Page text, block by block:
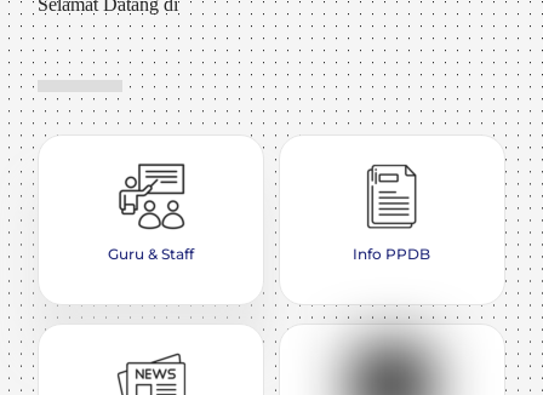
Selamat Datang di
Guru & Staff Info PPDB